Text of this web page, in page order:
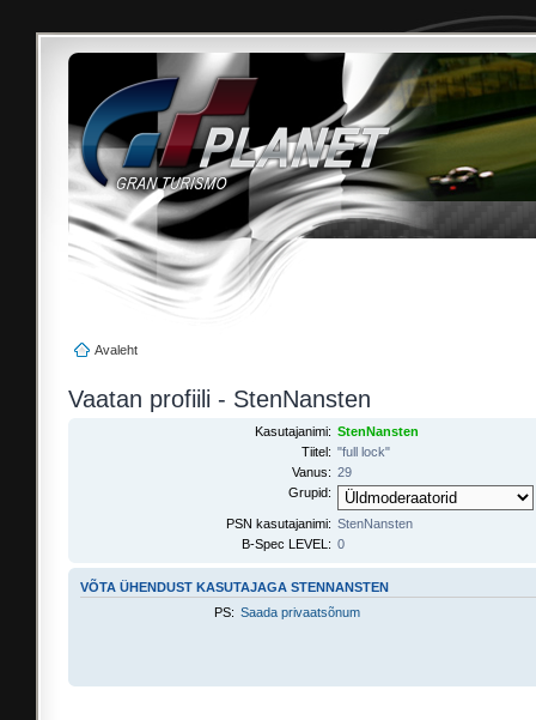
Avaleht
Vaatan profiili - StenNansten
Kasutajanimi: StenNansten
Tiitel: "full lock"
Vanus: 29
Grupid:
PSN kasutajanimi: StenNansten
B-Spec LEVEL: 0
VÕTA ÜHENDUST KASUTAJAGA STENNANSTEN
PS: Saada privaatsõnum